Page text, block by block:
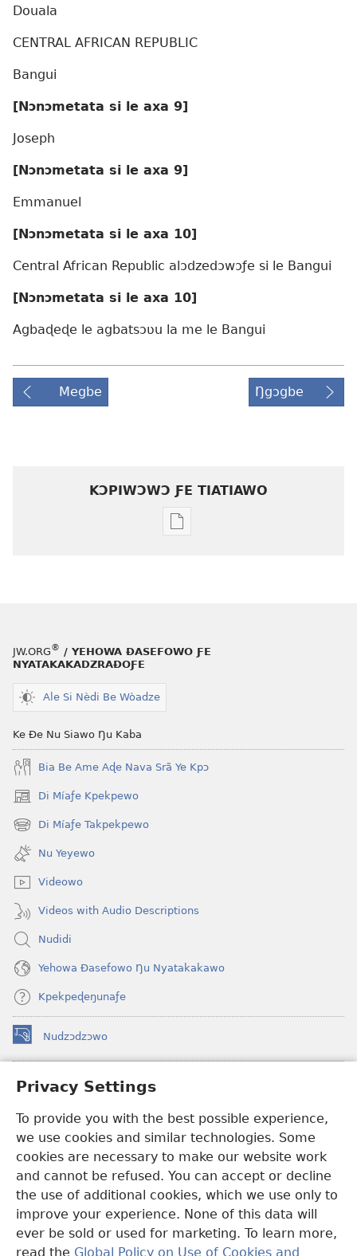
Privacy Settings
To provide you with the best possible experience,
we use cookies and similar technologies. Some
cookies are necessary to make our website work
and cannot be refused. You can accept or decline
the use of additional cookies, which we use only to
improve your experience. None of this data will
ever be sold or used for marketing. To learn more,
read the Global Policy on Use of Cookies and
Douala
CENTRAL AFRICAN REPUBLIC
Bangui
[Nɔnɔmetata si le axa 9]
Joseph
[Nɔnɔmetata si le axa 9]
Emmanuel
[Nɔnɔmetata si le axa 10]
Central African Republic alɔdzedɔwɔƒe si le Bangui
[Nɔnɔmetata si le axa 10]
Agbaɖeɖe le agbatsɔʋu la me le Bangui
Megbe Ŋgɔgbe
KƆPIWƆWƆ ƑE TIATIAWO
Agbalẽ
kɔpiwɔwɔ
JW.ORG® / YEHOWA ƉASEFOWO ƑE
NYATAKAKADZRAƉOƑE
Ale Si Nèdi Be Wòadze
Ke Ðe Nu Siawo Ŋu Kaba
Bia Be Ame Aɖe Nava Srã Ye Kpɔ
Di Míaƒe Kpekpewo
(opens
new
window)
Di Míaƒe Takpekpewo
(opens
new
window)
Nu Yeyewo
Videowo
Videos with Audio Descriptions
Nudidi
Yehowa Ðasefowo Ŋu Nyatakakawo
Kpekpeɖeŋunaƒe
Nudzɔdzɔwo
(opens
new
Gbetakpɔxɔ INTERNET DZI AGBALẼDZRAƉOƑE
(opens
window)JW Hub ®
(opens
new
window)JW Library
Watchtower Library